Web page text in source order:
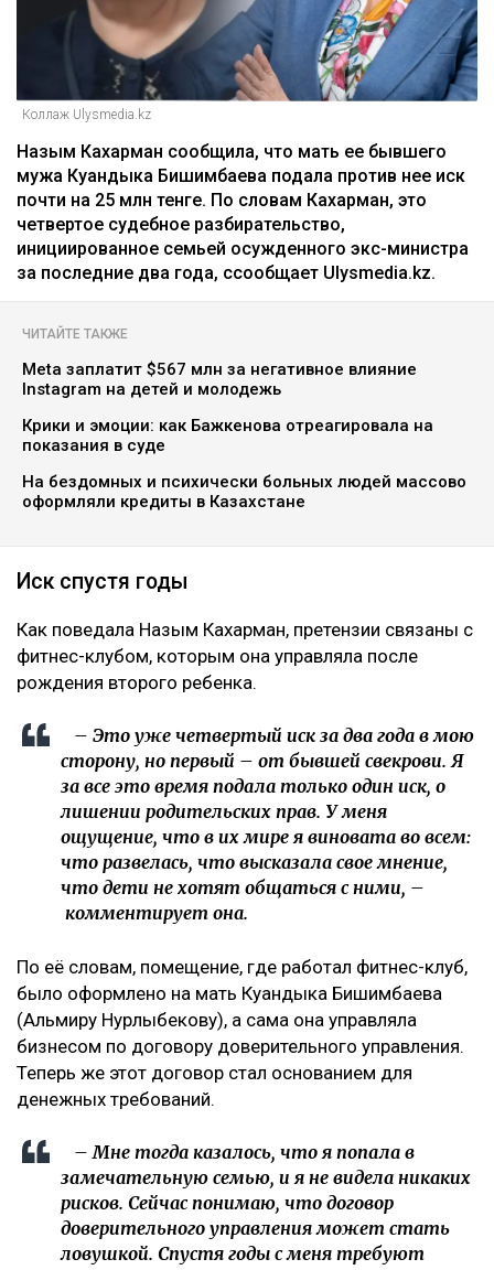
Коллаж Ulysmedia.kz
Назым Кахарман сообщила, что мать ее бывшего
мужа Куандыка Бишимбаева подала против нее иск
почти на 25 млн тенге. По словам Кахарман, это
четвертое судебное разбирательство,
инициированное семьей осужденного экс-министра
за последние два года, ссообщает Ulysmedia.kz.
ЧИТАЙТЕ ТАКЖЕ
Meta заплатит $567 млн за негативное влияние
Instagram на детей и молодежь
Крики и эмоции: как Бажкенова отреагировала на
показания в суде
На бездомных и психически больных людей массово
оформляли кредиты в Казахстане
Иск спустя годы
Как поведала Назым Кахарман, претензии связаны с
фитнес-клубом, которым она управляла после
рождения второго ребенка.
– Это уже четвертый иск за два года в мою
сторону, но первый – от бывшей свекрови. Я
за все это время подала только один иск, о
лишении родительских прав. У меня
ощущение, что в их мире я виновата во всем:
что развелась, что высказала свое мнение,
что дети не хотят общаться с ними, –
комментирует она.
По её словам, помещение, где работал фитнес-клуб,
было оформлено на мать Куандыка Бишимбаева
(Альмиру Нурлыбекову), а сама она управляла
бизнесом по договору доверительного управления.
Теперь же этот договор стал основанием для
денежных требований.
– Мне тогда казалось, что я попала в
замечательную семью, и я не видела никаких
рисков. Сейчас понимаю, что договор
доверительного управления может стать
ловушкой. Спустя годы с меня требуют